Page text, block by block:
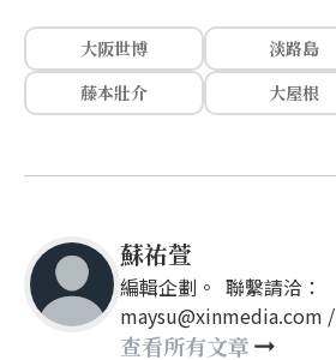
大阪世博
淡路島
藤本壯介
大屋根
蘇祐萱
編輯企劃。 聯繫請洽：
maysu@xinmedia.com /
may860527@gmail.com
查看所有文章